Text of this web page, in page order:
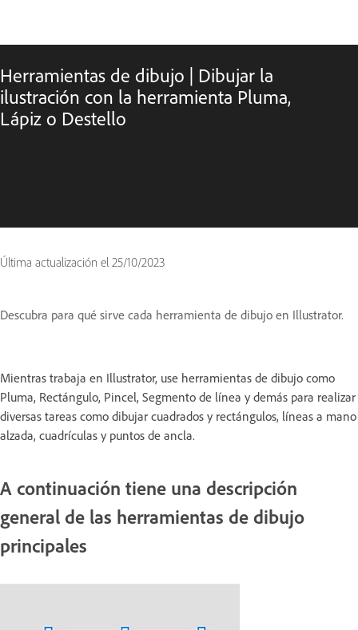
Herramientas de dibujo | Dibujar la
ilustración con la herramienta Pluma,
Lápiz o Destello
Última actualización el 25/10/2023
Descubra para qué sirve cada herramienta de dibujo en Illustrator.
Mientras trabaja en Illustrator, use herramientas de dibujo como
Pluma, Rectángulo, Pincel, Segmento de línea y demás para realizar
diversas tareas como dibujar cuadrados y rectángulos, líneas a mano
alzada, cuadrículas y puntos de ancla.
A continuación tiene una descripción
general de las herramientas de dibujo
principales